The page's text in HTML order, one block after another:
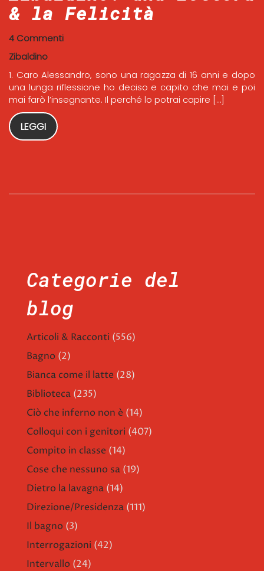
& la Felicità
4 Commenti
Zibaldino
1. Caro Alessandro, sono una ragazza di 16 anni e dopo
una lunga riflessione ho deciso e capito che mai e poi
mai farò l’insegnante. Il perché lo potrai capire […]
LEGGI
Categorie del
blog
Articoli & Racconti (556)
Bagno (2)
Bianca come il latte (28)
Biblioteca (235)
Ciò che inferno non è (14)
Colloqui con i genitori (407)
Compito in classe (14)
Cose che nessuno sa (19)
Dietro la lavagna (14)
Direzione/Presidenza (111)
Il bagno (3)
Interrogazioni (42)
Intervallo (24)